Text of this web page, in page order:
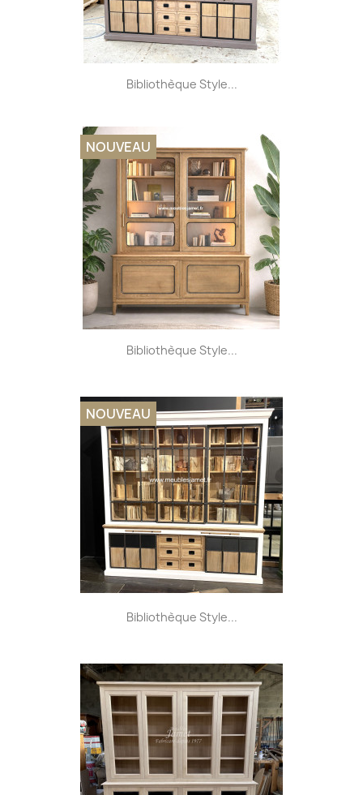
Bibliothèque Style...
Bibliothèque Style...
NOUVEAU
Bibliothèque Style...
NOUVEAU